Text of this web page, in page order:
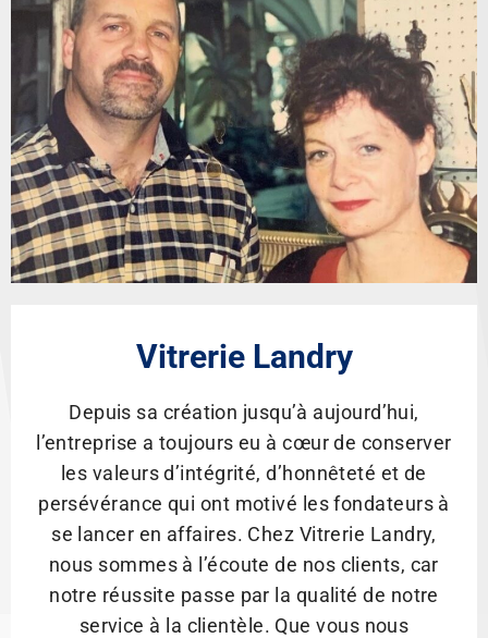
Vitrerie Landry
Depuis sa création jusqu’à aujourd’hui,
l’entreprise a toujours eu à cœur de conserver
les valeurs d’intégrité, d’honnêteté et de
persévérance qui ont motivé les fondateurs à
se lancer en affaires. Chez Vitrerie Landry,
nous sommes à l’écoute de nos clients, car
notre réussite passe par la qualité de notre
service à la clientèle. Que vous nous